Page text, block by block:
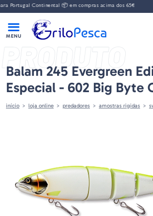
Portugal Continental 📦 em compras acima dos 65€
PRODUTO
Balam 245 Evergreen
Especial - 602 Big Byte
início loja online predadores amostras rigidas